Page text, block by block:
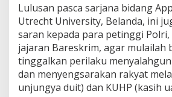
Lulusan pasca sarjana bidang
Utrecht University, Belanda, ini
saran kepada para petinggi
jajaran Bareskrim, agar mulailah
tinggalkan perilaku
dan menyengsarakan rakyat
unjungya duit) dan KUHP (kasih